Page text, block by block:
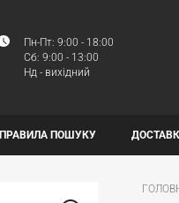
Пн-Пт: 9:00 - 18:00
Сб: 9:00 - 13:00
Нд - вихідний
ПРАВИЛА ПОШУКУ